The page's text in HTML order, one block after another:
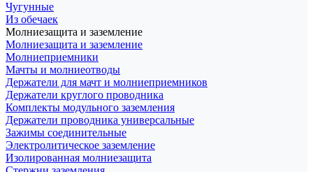
Чугунные
Из обечаек
Молниезащита и заземление
Молниезащита и заземление
Молниеприемники
Мачты и молниеотводы
Держатели для мачт и молниеприемников
Держатели круглого проводника
Комплекты модульного заземления
Держатели проводника универсальные
Зажимы соединительные
Электролитическое заземление
Изолированная молниезащита